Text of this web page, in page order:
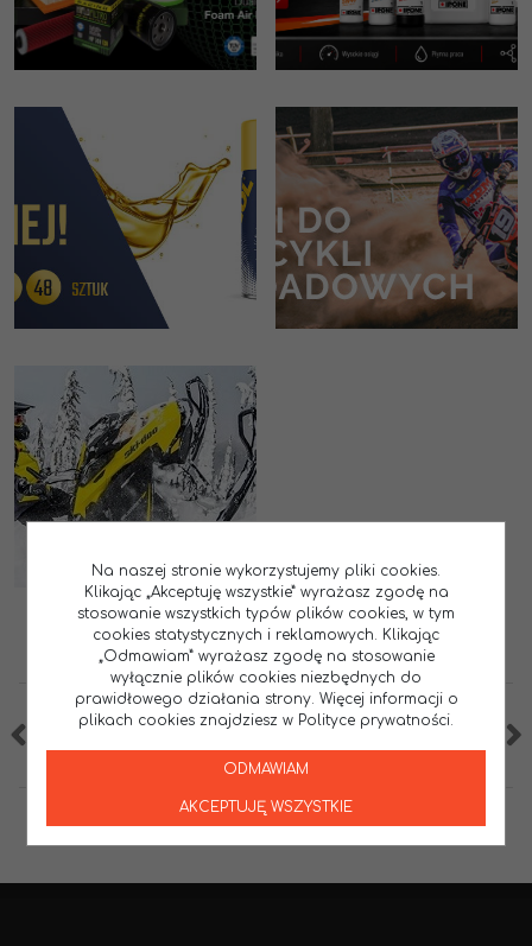
Na naszej stronie wykorzystujemy pliki cookies.
Klikając „Akceptuję wszystkie” wyrażasz zgodę na
stosowanie wszystkich typów plików cookies, w tym
cookies statystycznych i reklamowych. Klikając
„Odmawiam” wyrażasz zgodę na stosowanie
wyłącznie plików cookies niezbędnych do
prawidłowego działania strony. Więcej informacji o
plikach cookies znajdziesz w Polityce prywatności.
ODMAWIAM
AKCEPTUJĘ WSZYSTKIE